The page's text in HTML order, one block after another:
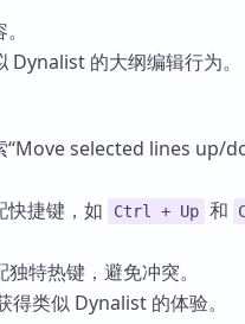
的大纲编辑行为。
“Move selected lines up/
快捷键，如
Ctrl + Up 和
特热键，避免冲突。
类似 Dynalist 的体验。